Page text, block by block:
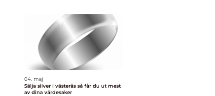
04. maj
Sälja silver i västerås så får du ut mest
av dina värdesaker